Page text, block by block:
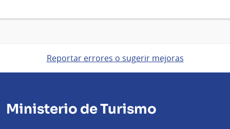
Reportar errores o sugerir mejoras
Ministerio de Turismo